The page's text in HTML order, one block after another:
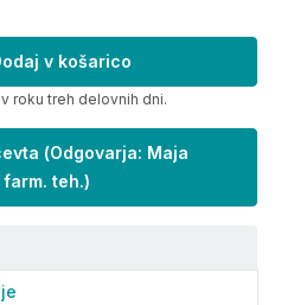
v košarico
roku treh delovnih dni.
(Odgovarja: Maja
farm. teh.)